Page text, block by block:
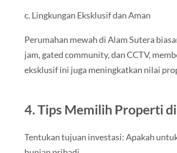
c. Lingkungan Eksklusif dan Aman
Perumahan mewah di Alam Sutera
jam, gated community, dan CCTV,
eksklusif ini juga meningkatkan nilai
4. Tips Memilih Properti
Tentukan tujuan investasi: Apakah